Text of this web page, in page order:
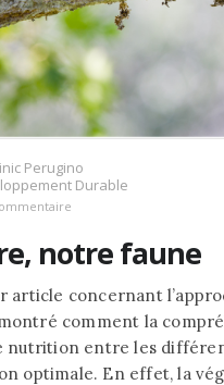
Perugino
Durable
notre faune
article concernant
comment la
nutrition entre les
optimale. En effet, la